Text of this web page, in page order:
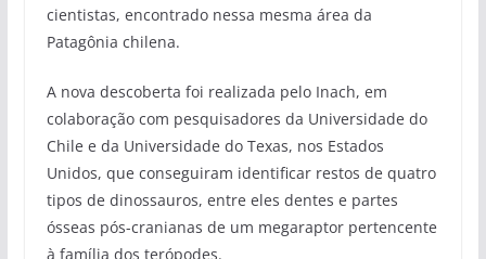
cientistas, encontrado nessa mesma área da
Patagônia chilena.
A nova descoberta foi realizada pelo Inach, em
colaboração com pesquisadores da Universidade do
Chile e da Universidade do Texas, nos Estados
Unidos, que conseguiram identificar restos de quatro
tipos de dinossauros, entre eles dentes e partes
ósseas pós-cranianas de um megaraptor pertencente
à família dos terópodes.